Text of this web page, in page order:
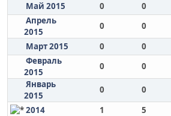
Май 2015
0 0
Апрель
2015
0 0
Март 2015
0 0
Февраль
2015
0 0
Январь
2015
0 0
2014
1 5